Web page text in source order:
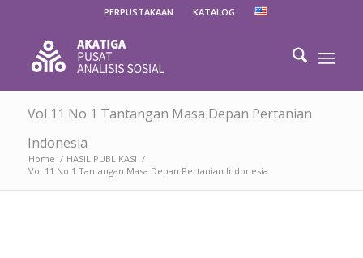
PERPUSTAKAAN KATALOG
Vol 11 No 1 Tantangan Masa Depan Pertanian
Indonesia
Home / HASIL PUBLIKASI /
Vol 11 No 1 Tantangan Masa Depan Pertanian Indonesia